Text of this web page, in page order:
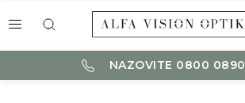
NAZOVITE 0800 0890